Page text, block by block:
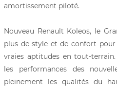
amortissement piloté.
Nouveau Renault Koleos, le
plus de style et de confort
vraies aptitudes en tout-
les performances des
pleinement les qualités du